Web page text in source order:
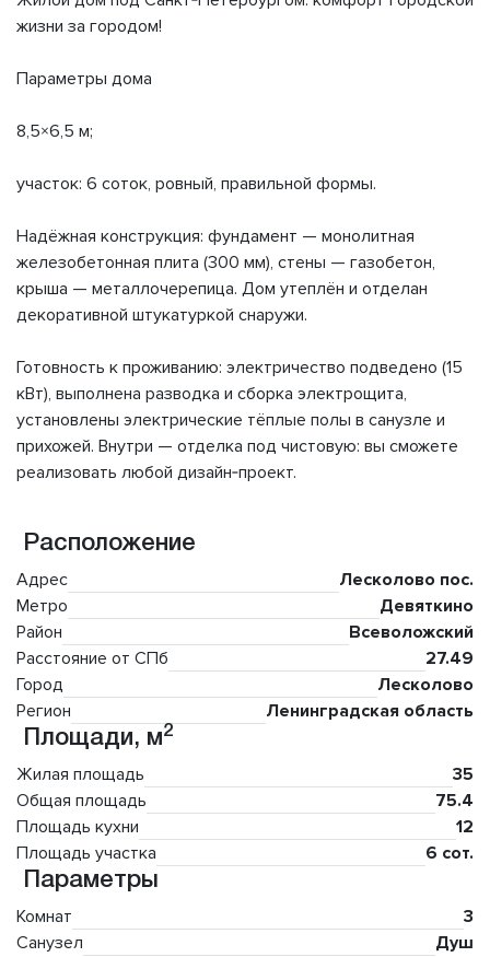
жизни за городом!
Параметры дома
8,5×6,5 м;
участок: 6 соток, ровный, правильной формы.
Надёжная конструкция: фундамент — монолитная
железобетонная плита (300 мм), стены — газобетон,
крыша — металлочерепица. Дом утеплён и отделан
декоративной штукатуркой снаружи.
Готовность к проживанию: электричество подведено (15
кВт), выполнена разводка и сборка электрощита,
установлены электрические тёплые полы в санузле и
прихожей. Внутри — отделка под чистовую: вы сможете
реализовать любой дизайн‑проект.
Расположение
Адрес
Лесколово пос.
Метро
Девяткино
Район
Всеволожский
Расстояние от СПб
27.49
Город
Лесколово
Регион
Ленинградская область
Площади, м2
Жилая площадь
35
Общая площадь
75.4
Площадь кухни
12
Площадь участка
6 сот.
Параметры
Комнат
3
Санузел
Душ